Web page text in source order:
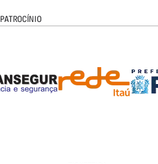
PATROCÍNIO